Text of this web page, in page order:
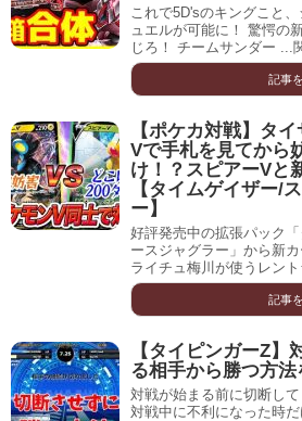
これで5D'sのキングこと
ュエルが可能に！ 驚愕の
じろ！ チームサンダー ...
記事
【ポケカ対戦】タ
Vで手札を見てから
け！？スピアーVと
【タイムゲイザー/
ー】
好評発売中の拡張パック
ースジャグラー」から新
ライチュ梅川が使うレント
記事
【タイピンガーZ】
る相手から勝つ方
対戦が始まる前に切断して
対戦中に不利になった時